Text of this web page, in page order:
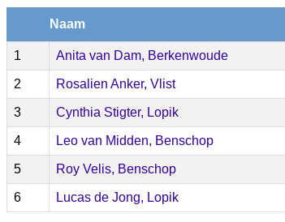
Naam
1 Anita van Dam, Berkenwoude
2 Rosalien Anker, Vlist
3 Cynthia Stigter, Lopik
4 Leo van Midden, Benschop
5 Roy Velis, Benschop
6 Lucas de Jong, Lopik